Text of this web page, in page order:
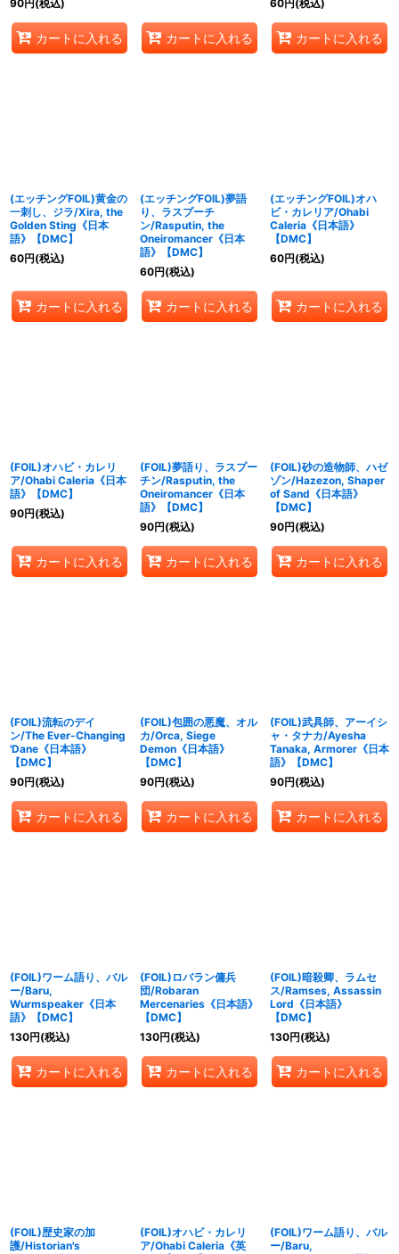
90円(税込)
カートに入れる カートに入れる
60円(税込)
カートに入れる
(エッチングFOIL)黄金の
一刺し、ジラ/Xira, the
Golden Sting《日本
語》【DMC】
60円(税込)
カートに入れる
(エッチングFOIL)夢語
り、ラスプーチ
ン/Rasputin, the
Oneiromancer《日本
語》【DMC】
60円(税込)
カートに入れる
(エッチングFOIL)オハ
ビ・カレリア/Ohabi
Caleria《日本語》
【DMC】
60円(税込)
カートに入れる
(FOIL)オハビ・カレリ
ア/Ohabi Caleria《日本
語》【DMC】
90円(税込)
カートに入れる
(FOIL)夢語り、ラスプー
チン/Rasputin, the
Oneiromancer《日本
語》【DMC】
90円(税込)
カートに入れる
(FOIL)砂の造物師、ハゼ
ゾン/Hazezon, Shaper
of Sand《日本語》
【DMC】
90円(税込)
カートに入れる
(FOIL)流転のデイ
ン/The Ever-Changing
'Dane《日本語》
【DMC】
90円(税込)
カートに入れる
(FOIL)包囲の悪魔、オル
カ/Orca, Siege
Demon《日本語》
【DMC】
90円(税込)
カートに入れる
(FOIL)武具師、アーイシ
ャ・タナカ/Ayesha
Tanaka, Armorer《日本
語》【DMC】
90円(税込)
カートに入れる
(FOIL)ワーム語り、バル
ー/Baru,
Wurmspeaker《日本
語》【DMC】
130円(税込)
カートに入れる
(FOIL)ロバラン傭兵
団/Robaran
Mercenaries《日本語》
【DMC】
130円(税込)
カートに入れる
(FOIL)暗殺卿、ラムセ
ス/Ramses, Assassin
Lord《日本語》
【DMC】
130円(税込)
カートに入れる
(FOIL)歴史家の加
護/Historian's
(FOIL)オハビ・カレリ
ア/Ohabi Caleria《英
(FOIL)ワーム語り、バル
ー/Baru,